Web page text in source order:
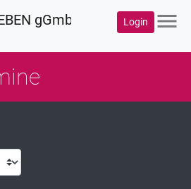
Login menu